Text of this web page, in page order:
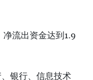
流出资金达到1.9
银行、信息技术